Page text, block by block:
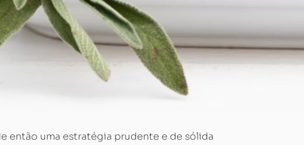
então uma estratégia prudente e de sólida